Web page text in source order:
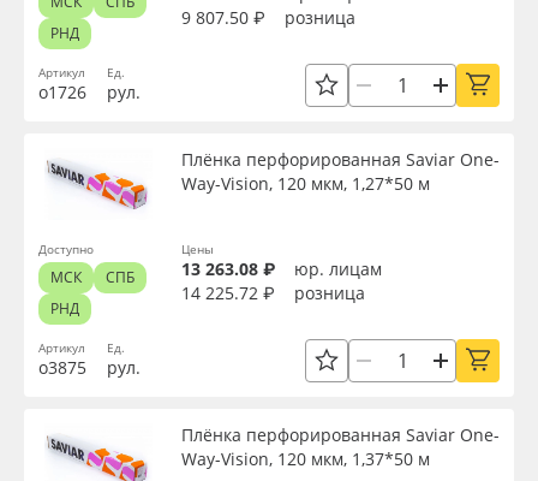
Артикул
о1726
Ед.
рул.
9 807.50 ₽
розница
РНД
Артикул
о3875
Плёнка перфорированная Saviar One-
Way-Vision, 120 мкм, 1,27*50 м
Ед.
рул.
Цены
13 263.08 ₽
юр. лицам
14 225.72 ₽
розница
Доступно
МСК
СПБ
РНД
Плёнка перфорированная Saviar One-
Way-Vision, 120 мкм, 1,37*50 м